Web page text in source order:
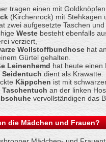
tragen einen mit
(Kirchenrock) mit Stehkagen
zwei aufgesetzte Taschen
Weste besteht ebenfalls
verziert,
Wollstoffbundhose hat
Gürtel gehalten.
Leinenhemd hat heute einen
Seidentuch dient als Krawatte.
Käppchen ist mit
Taschentuch an der linken
vervollständigen das
die Mädchen und Frauen?